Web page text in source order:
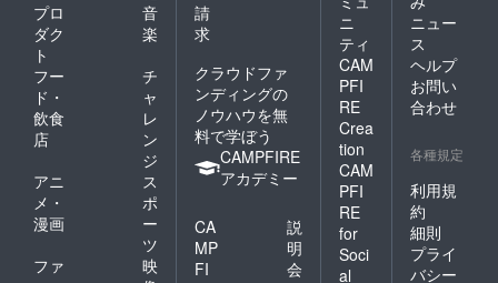
プロ
ダク
ト
音
楽
フー
ド・
飲食
店
チ
ャ
レ
ン
ジ
アニ
メ・
漫画
ス
ポ
ー
ツ
ファ
映
請
求
クラウドファ
ンディングの
ノウハウを無
料で学ぼう
CAMPFIRE
アカデミー
CA
MP
FI
説
明
会
ニ
ティ
CAM
PFI
RE
Crea
tion
CAM
PFI
RE
for
Soci
al
ニュー
ス
ヘルプ
お問い
合わせ
各種規定
利用規
約
細則
プライ
バシー